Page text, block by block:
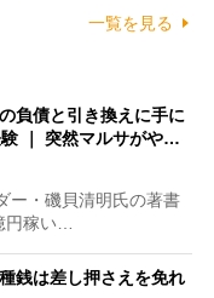
一覧を見る
負債と引き換えに手に
｜ 突然マルサがや…
ー・磯貝清明氏の著書
円稼い…
銭は差し押さえを免れ